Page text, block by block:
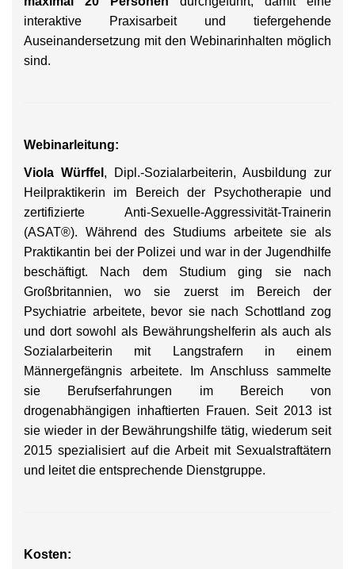
interaktive Praxisarbeit und tiefergehende
Auseinandersetzung mit den Webinarinhalten möglich
sind.
Webinarleitung:
Viola Würffel , Dipl.-Sozialarbeiterin, Ausbildung zur
Heilpraktikerin im Bereich der Psychotherapie und
zertifizierte Anti-Sexuelle-Aggressivität-Trainerin
(ASAT®). Während des Studiums arbeitete sie als
Praktikantin bei der Polizei und war in der Jugendhilfe
beschäftigt. Nach dem Studium ging sie nach
Großbritannien, wo sie zuerst im Bereich der
Psychiatrie arbeitete, bevor sie nach Schottland zog
und dort sowohl als Bewährungshelferin als auch als
Sozialarbeiterin mit Langstrafern in einem
Männergefängnis arbeitete. Im Anschluss sammelte
sie Berufserfahrungen im Bereich von
drogenabhängigen inhaftierten Frauen. Seit 2013 ist
sie wieder in der Bewährungshilfe tätig, wiederum seit
2015 spezialisiert auf die Arbeit mit Sexualstraftätern
und leitet die entsprechende Dienstgruppe.
Kosten: